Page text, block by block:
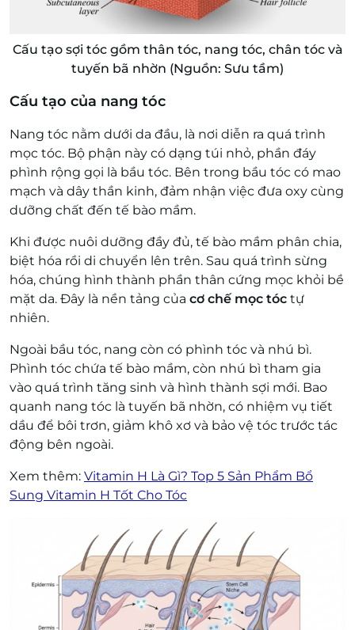
Cấu tạo sợi tóc gồm thân tóc, nang tóc, chân tóc và
tuyến bã nhờn (Nguồn: Sưu tầm)
Cấu tạo của nang tóc
Nang tóc nằm dưới da đầu, là nơi diễn ra quá trình
mọc tóc. Bộ phận này có dạng túi nhỏ, phần đáy
phình rộng gọi là bầu tóc. Bên trong bầu tóc có mao
mạch và dây thần kinh, đảm nhận việc đưa oxy cùng
dưỡng chất đến tế bào mầm.
Khi được nuôi dưỡng đầy đủ, tế bào mầm phân chia,
biệt hóa rồi di chuyển lên trên. Sau quá trình sừng
hóa, chúng hình thành phần thân cứng mọc khỏi bề
mặt da. Đây là nền tảng của cơ chế mọc tóc tự
nhiên.
Ngoài bầu tóc, nang còn có phình tóc và nhú bì.
Phình tóc chứa tế bào mầm, còn nhú bì tham gia
vào quá trình tăng sinh và hình thành sợi mới. Bao
quanh nang tóc là tuyến bã nhờn, có nhiệm vụ tiết
dầu để bôi trơn, giảm khô xơ và bảo vệ tóc trước tác
động bên ngoài.
Xem thêm: Vitamin H Là Gì? Top 5 Sản Phẩm Bổ
Sung Vitamin H Tốt Cho Tóc